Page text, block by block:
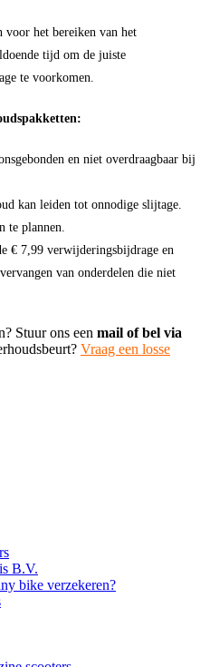
voor het bereiken van het
tijd om de juiste
te voorkomen.
en niet overdraagbaar bij
kan leiden tot onnodige slijtage.
plannen.
€ 7,99 verwijderingsbijdrage en
van onderdelen die niet
Stuur ons een mail of bel via
Vraag een losse
B.V.
bike verzekeren?